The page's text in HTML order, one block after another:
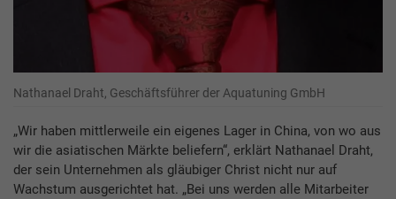
Nathanael Draht, Geschäftsführer der Aquatuning GmbH
„Wir haben mittlerweile ein eigenes Lager in China, von wo aus
wir die asiatischen Märkte beliefern“, erklärt Nathanael Draht,
der sein Unternehmen als gläubiger Christ nicht nur auf
Wachstum ausgerichtet hat. „Bei uns werden alle Mitarbeiter